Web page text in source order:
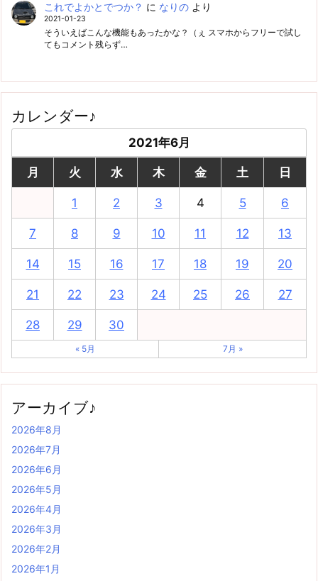
これでよかとでつか？ に なりのより
2021-01-23
そういえばこんな機能もあったかな？（ぇ スマホからフリーで試し
てもコメント残らず…
カレンダー♪
2021年6月
月 火 水 木 金 土 日
1 2 3 4 5 6
7 8 9 10 11 12 13
14 15 16 17 18 19 20
21 22 23 24 25 26 27
28 29 30
« 5月 7月 »
アーカイブ♪
2026年8月
2026年7月
2026年6月
2026年5月
2026年4月
2026年3月
2026年2月
2026年1月